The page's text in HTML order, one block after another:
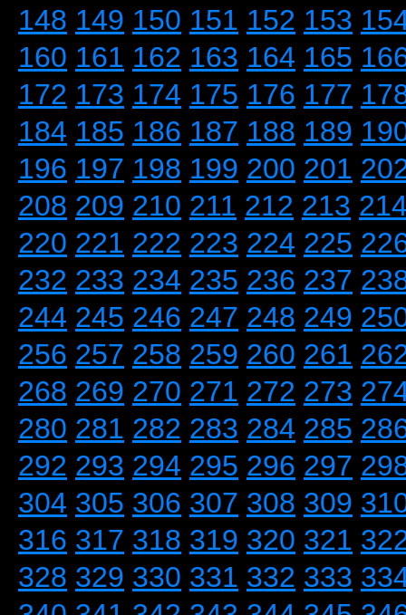
148 149 150 151 152 153
160 161 162 163 164 165
172 173 174 175 176 177
184 185 186 187 188 189
196 197 198 199 200 201
208 209 210 211 212 213
220 221 222 223 224 225
232 233 234 235 236 237
244 245 246 247 248 249
256 257 258 259 260 261
268 269 270 271 272 273
280 281 282 283 284 285
292 293 294 295 296 297
304 305 306 307 308 309
316 317 318 319 320 321
328 329 330 331 332 333